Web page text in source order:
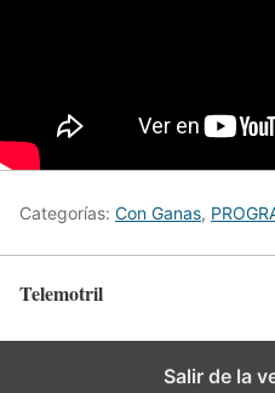
Categorías: Con Ganas,
Telemotril
Salir de la